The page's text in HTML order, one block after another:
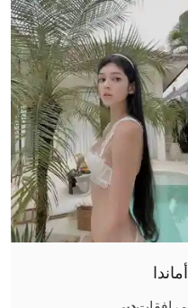
أماندا